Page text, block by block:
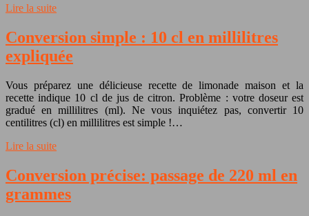
Lire la suite
Conversion simple : 10 cl en millilitres
expliquée
Vous préparez une délicieuse recette de limonade maison et la
recette indique 10 cl de jus de citron. Problème : votre doseur est
gradué en millilitres (ml). Ne vous inquiétez pas, convertir 10
centilitres (cl) en millilitres est simple !…
Lire la suite
Conversion précise: passage de 220 ml en
grammes